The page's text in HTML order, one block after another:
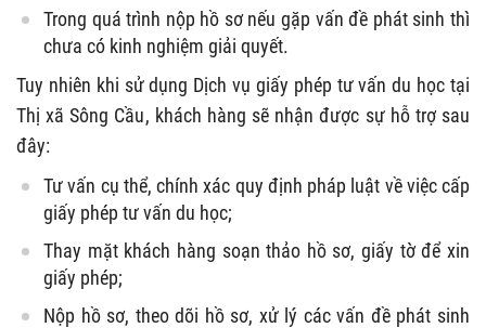
Trong quá trình nộp hồ sơ nếu gặp vấn đề phát sinh thì
chưa có kinh nghiệm giải quyết.
Tuy nhiên khi sử dụng Dịch vụ giấy phép tư vấn du học tại
Thị xã Sông Cầu, khách hàng sẽ nhận được sự hỗ trợ sau
đây:
Tư vấn cụ thể, chính xác quy định pháp luật về việc cấp
giấy phép tư vấn du học;
Thay mặt khách hàng soạn thảo hồ sơ, giấy tờ để xin
giấy phép;
Nộp hồ sơ, theo dõi hồ sơ, xử lý các vấn đề phát sinh